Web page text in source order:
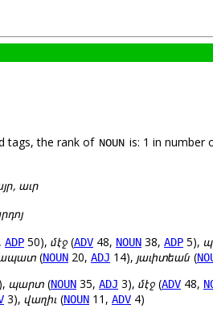
tags, the rank of NOUN is: 1 in number
աւր
ADP 50), մէջ (ADV 48, NOUN 38, ADP 5),
(NOUN 20, ADJ 14), յաւիտեան (
պարտ (NOUN 35, ADJ 3), մէջ (ADV 48,
3), վաղիւ (NOUN 11, ADV 4)